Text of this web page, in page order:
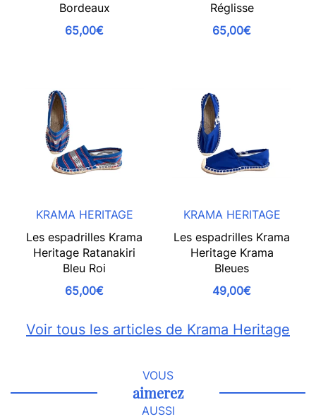
Bordeaux
65,00€
Réglisse
65,00€
KRAMA HERITAGE
Les espadrilles Krama
Heritage Ratanakiri
Bleu Roi
65,00€
KRAMA HERITAGE
Les espadrilles Krama
Heritage Krama
Bleues
49,00€
Voir tous les articles de Krama Heritage
VOUS
aimerez
AUSSI